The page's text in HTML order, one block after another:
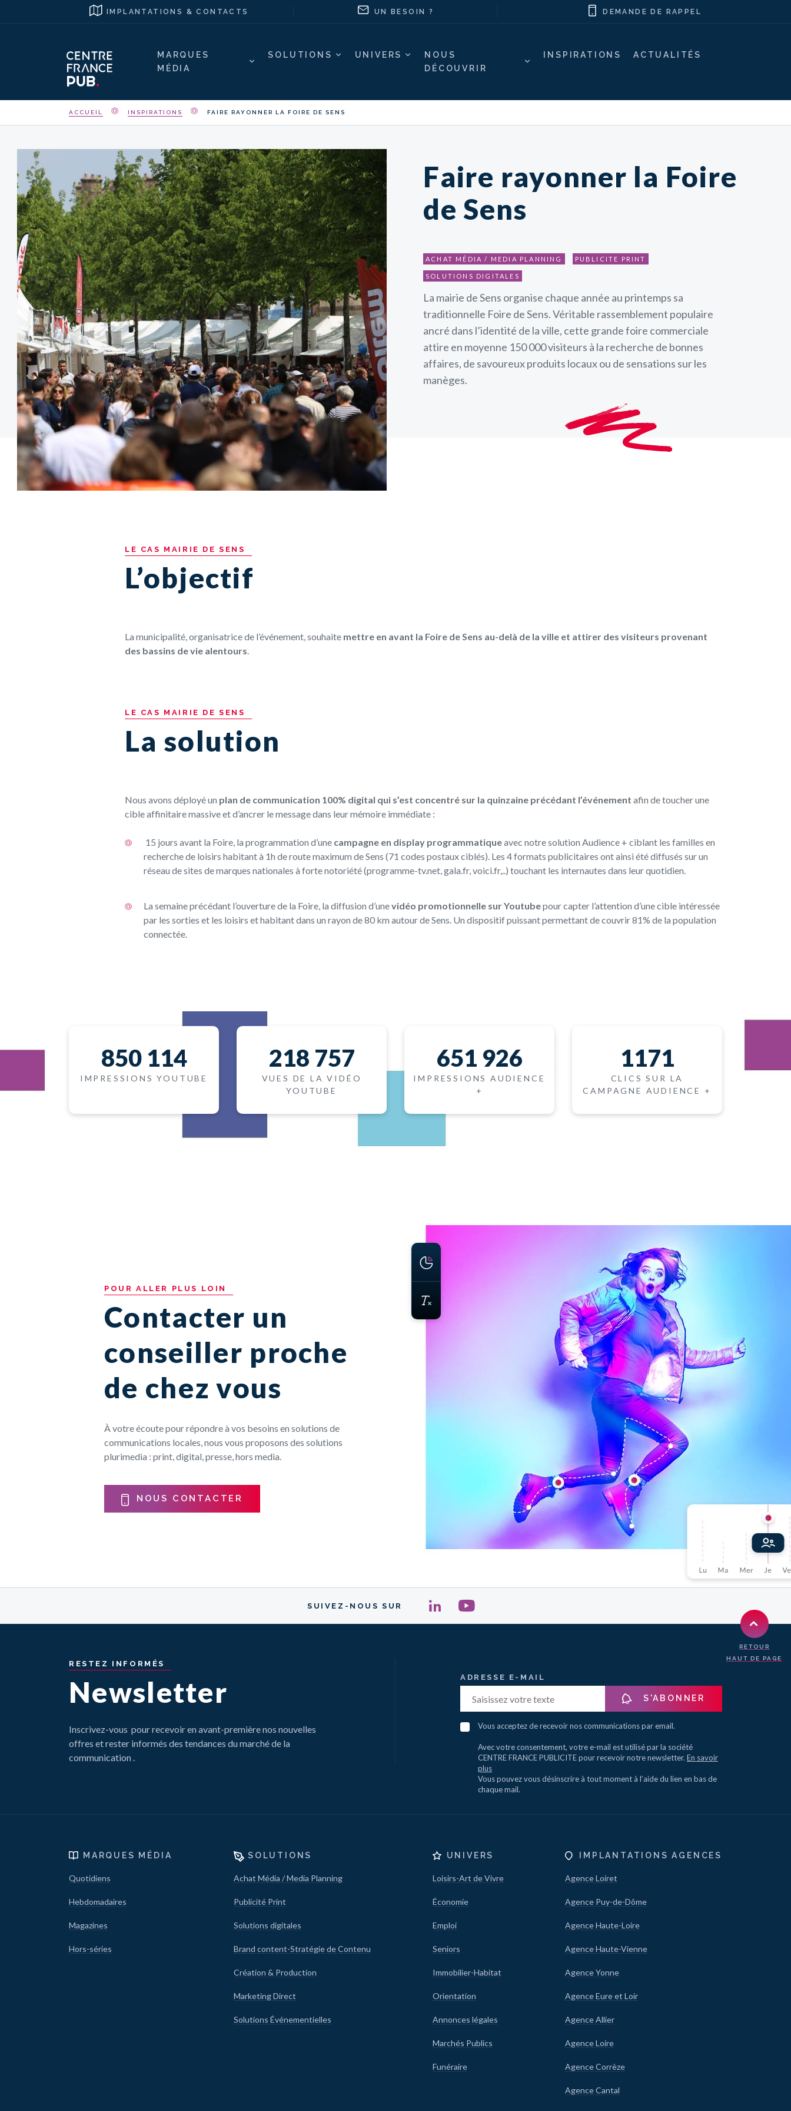
MARQUES
MÉDIA
SOLUTIONS UNIVERS
NOUS
DÉCOUVRIR
INSPIRATIONS ACTUALITÉS
IMPLANTATIONS & CONTACTS UN BESOIN ? DEMANDE DE RAPPEL
ACCUEIL INSPIRATIONS FAIRE RAYONNER LA FOIRE DE SENS
Faire rayonner la Foire
de Sens
ACHAT MÉDIA / MEDIA PLANNING PUBLICITE PRINT
SOLUTIONS DIGITALES
La mairie de Sens organise chaque année au printemps sa
traditionnelle Foire de Sens. Véritable rassemblement populaire
ancré dans l’identité de la ville, cette grande foire commerciale
attire en moyenne 150 000 visiteurs à la recherche de bonnes
affaires, de savoureux produits locaux ou de sensations sur les
manèges.
LE CAS MAIRIE DE SENS
L’objectif
La municipalité, organisatrice de l’événement, souhaite mettre en avant la Foire de Sens au-delà de la ville et attirer des visiteurs provenant
des bassins de vie alentours.
LE CAS MAIRIE DE SENS
La solution
Nous avons déployé un plan de communication 100% digital qui s’est concentré sur la quinzaine précédant l’événement afin de toucher une
cible affinitaire massive et d’ancrer le message dans leur mémoire immédiate :
15 jours avant la Foire, la programmation d’une campagne en display programmatiqueavec notre solution Audience + ciblant les familles en
recherche de loisirs habitant à 1h de route maximum de Sens (71 codes postaux ciblés). Les 4 formats publicitaires ont ainsi été diffusés sur un
réseau de sites de marques nationales à forte notoriété (programme-tv.net, gala.fr, voici.fr,..) touchant les internautes dans leur quotidien.
La semaine précédant l’ouverture de la Foire, la diffusion d’unevidéo promotionnelle sur Youtubepour capter l’attention d’une cible intéressée
par les sorties et les loisirs et habitant dans un rayon de 80 km autour de Sens. Un dispositif puissant permettant de couvrir 81% de la population
connectée.
850 114
IMPRESSIONS YOUTUBE
218 757
VUES DE LA VIDÉO
YOUTUBE
651 926
IMPRESSIONS AUDIENCE
+
1171
CLICS SUR LA
CAMPAGNE AUDIENCE +
POUR ALLER PLUS LOIN
Contacter un
conseiller proche
de chez vous
À votre écoute pour répondre à vos besoins en solutions de
communications locales, nous vous proposons des solutions
plurimedia : print, digital, presse, hors media.
NOUS CONTACTER
SUIVEZ-NOUS SUR
RETOUR
HAUT DE PAGE
RESTEZ INFORMÉS
Newsletter
Inscrivez-vous pour recevoir en avant-première nos nouvelles
offres et rester informés des tendances du marché de la
communication .
ADRESSE E-MAIL
S'ABONNER
Vous acceptez de recevoir nos communications par email.
Avec votre consentement, votre e-mail est utilisé par la société
CENTRE FRANCE PUBLICITE pour recevoir notre newsletter. En savoir
plus
Vous pouvez vous désinscrire à tout moment à l’aide du lien en bas de
chaque mail.
MARQUES MÉDIA
Quotidiens
Hebdomadaires
Magazines
Hors-séries
SOLUTIONS
Achat Média / Media Planning
Publicité Print
Solutions digitales
Brand content-Stratégie de Contenu
Création & Production
Marketing Direct
Solutions Événementielles
UNIVERS
Loisirs-Art de Vivre
Économie
Emploi
Seniors
Immobilier-Habitat
Orientation
Annonces légales
Marchés Publics
Funéraire
IMPLANTATIONS AGENCES
Agence Loiret
Agence Puy-de-Dôme
Agence Haute-Loire
Agence Haute-Vienne
Agence Yonne
Agence Eure et Loir
Agence Allier
Agence Loire
Agence Corrèze
Agence Cantal